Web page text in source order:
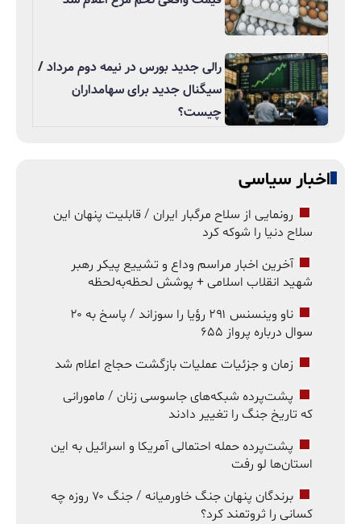
رالی جدید بورس در نیمه دوم مرداد /
سیگنال جدید برای سهامداران
چیست؟
اخبار سیاسی
رونمایی از سلاح مرگبار ایران / قابلیت پنهان این
سلاح دنیا را شوکه کرد
آخرین اخبار مراسم وداع و تشییع پیکر رهبر
شهید انقلاب اسلامی + پوشش لحظه‌به‌لحظه
ناو وینسنس ۲۹۱ رؤیا را سوزاند / پاسخ به ۲۰
سوال درباره پرواز ۶۵۵
زمان و جزئیات عملیات بازگشت حجاج اعلام شد
پشت‌پرده شبکه‌های جاسوسی زنان / مامورانی
که تاریخ جنگ را تغییر دادند
پشت‌پرده حمله احتمالی آمریکا و اسرائیل به این
استان‌ها لو رفت
برندگان پنهان جنگ خاورمیانه / جنگ ۷۰ روزه چه
کسانی را ثروتمند کرد؟